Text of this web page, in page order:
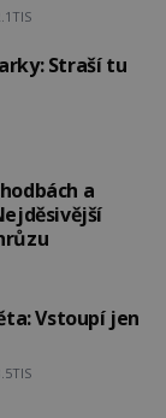
Straší tu
a
jen